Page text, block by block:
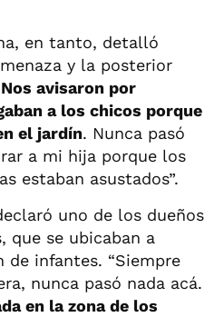
en tanto, detalló
y la posterior
Nos avisaron por
a los chicos porque
el jardín. Nunca pasó
a mi hija porque los
estaban asustados”.
uno de los dueños
que se ubicaban a
infantes. “Siempre
nunca pasó nada acá.
en la zona de los